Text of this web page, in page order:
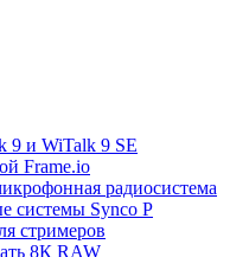
9 и WiTalk 9 SE
Frame.io
радиосистема
системы Synco P
стримеров
8К RAW